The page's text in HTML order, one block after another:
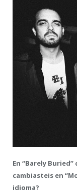
En “Barely
cambiasteis en
idioma?